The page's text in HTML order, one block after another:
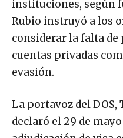
instituciones, según
Rubio instruyó a los
considerar la falta de
cuentas privadas
evasión.
La portavoz del DOS,
declaró el 29 de mayo